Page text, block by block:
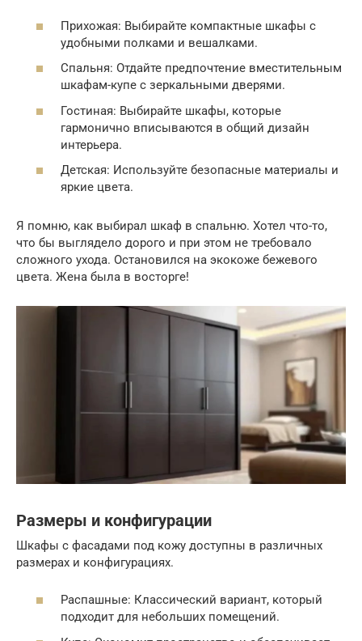
Прихожая: Выбирайте компактные шкафы с
удобными полками и вешалками.
Спальня: Отдайте предпочтение вместительным
шкафам-купе с зеркальными дверями.
Гостиная: Выбирайте шкафы, которые
гармонично вписываются в общий дизайн
интерьера.
Детская: Используйте безопасные материалы и
яркие цвета.
Я помню, как выбирал шкаф в спальню. Хотел что-то,
что бы выглядело дорого и при этом не требовало
сложного ухода. Остановился на экокоже бежевого
цвета. Жена была в восторге!
Размеры и конфигурации
Шкафы с фасадами под кожу доступны в различных
размерах и конфигурациях.
Распашные: Классический вариант, который
подходит для небольших помещений.